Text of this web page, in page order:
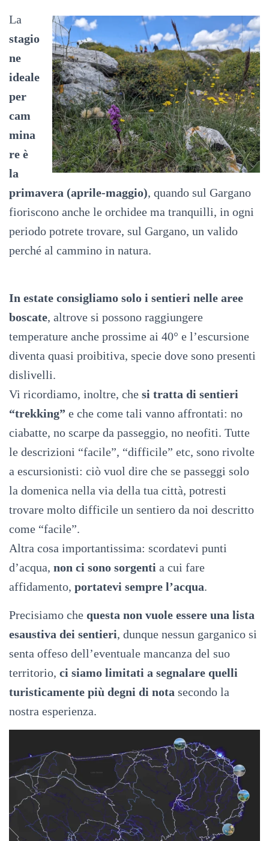
La
stagio
ne
ideale
per
cam
mina
re è
la
primavera (aprile-maggio), quando sul Gargano
fioriscono anche le orchidee ma tranquilli, in ogni
periodo potrete trovare, sul Gargano, un valido
perché al cammino in natura.
In estate consigliamo solo i sentieri nelle aree
boscate, altrove si possono raggiungere
temperature anche prossime ai 40° e l’escursione
diventa quasi proibitiva, specie dove sono presenti
dislivelli.
Vi ricordiamo, inoltre, che si tratta di sentieri
“trekking” e che come tali vanno affrontati: no
ciabatte, no scarpe da passeggio, no neofiti. Tutte
le descrizioni “facile”, “difficile” etc, sono rivolte
a escursionisti: ciò vuol dire che se passeggi solo
la domenica nella via della tua città, potresti
trovare molto difficile un sentiero da noi descritto
come “facile”.
Altra cosa importantissima: scordatevi punti
d’acqua, non ci sono sorgenti a cui fare
affidamento, portatevi sempre l’acqua.
Precisiamo che questa non vuole essere una lista
esaustiva dei sentieri, dunque nessun garganico si
senta offeso dell’eventuale mancanza del suo
territorio, ci siamo limitati a segnalare quelli
turisticamente più degni di nota secondo la
nostra esperienza.